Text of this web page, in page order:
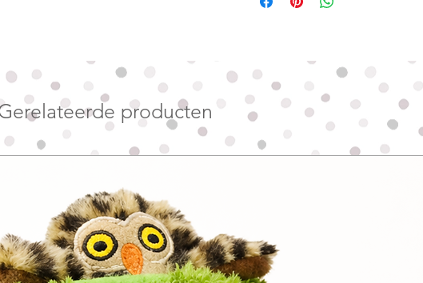
extra motivatie.
is bedoeld als zoek- en
als kauwspeelgoed voor fanatieke
producten